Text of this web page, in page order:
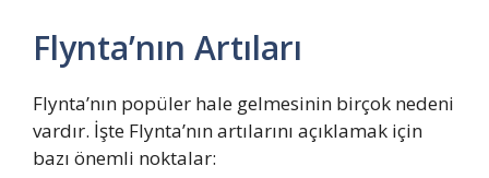
Flynta’nın Artıları
Flynta’nın popüler hale gelmesinin birçok nedeni
vardır. İşte Flynta’nın artılarını açıklamak için
bazı önemli noktalar: